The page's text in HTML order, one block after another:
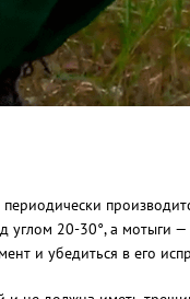
углом 20-30°, а мотыги
и убедиться в его